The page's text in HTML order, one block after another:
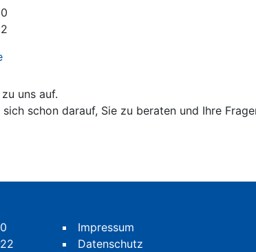
uns auf.
schon darauf, Sie zu beraten und Ihre
Impressum
Datenschutz